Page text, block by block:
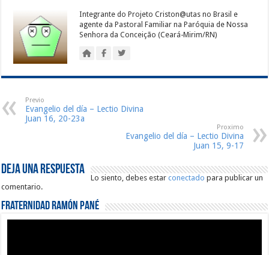
Integrante do Projeto Criston@utas no Brasil e
agente da Pastoral Familiar na Paróquia de Nossa
Senhora da Conceição (Ceará-Mirim/RN)
Previo
Evangelio del día – Lectio Divina
Juan 16, 20-23a
Proximo
Evangelio del día – Lectio Divina
Juan 15, 9-17
Deja una respuesta
Lo siento, debes estarconectado para publicar un
comentario.
Fraternidad Ramón Pané